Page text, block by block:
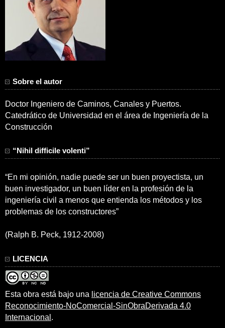
Sobre el autor
Doctor Ingeniero de Caminos, Canales y Puertos.
Catedrático de Universidad en el área de Ingeniería de la
Construcción
“Nihil difficile volenti”
“En mi opinión, nadie puede ser un buen proyectista, un
buen investigador, un buen líder en la profesión de la
ingeniería civil a menos que entienda los métodos y los
problemas de los constructores”
(Ralph B. Peck, 1912-2008)
LICENCIA
Esta obra está bajo una licencia de Creative Commons
Reconocimiento-NoComercial-SinObraDerivada 4.0
Internacional .